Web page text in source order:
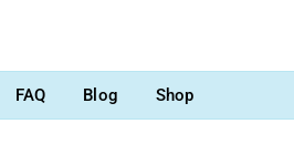
FAQ Blog Shop